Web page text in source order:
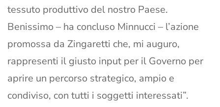
tessuto produttivo del nostro Paese.
Benissimo – ha concluso Minnucci – l’azione
promossa da Zingaretti che, mi auguro,
rappresenti il giusto input per il Governo per
aprire un percorso strategico, ampio e
condiviso, con tutti i soggetti interessati”.